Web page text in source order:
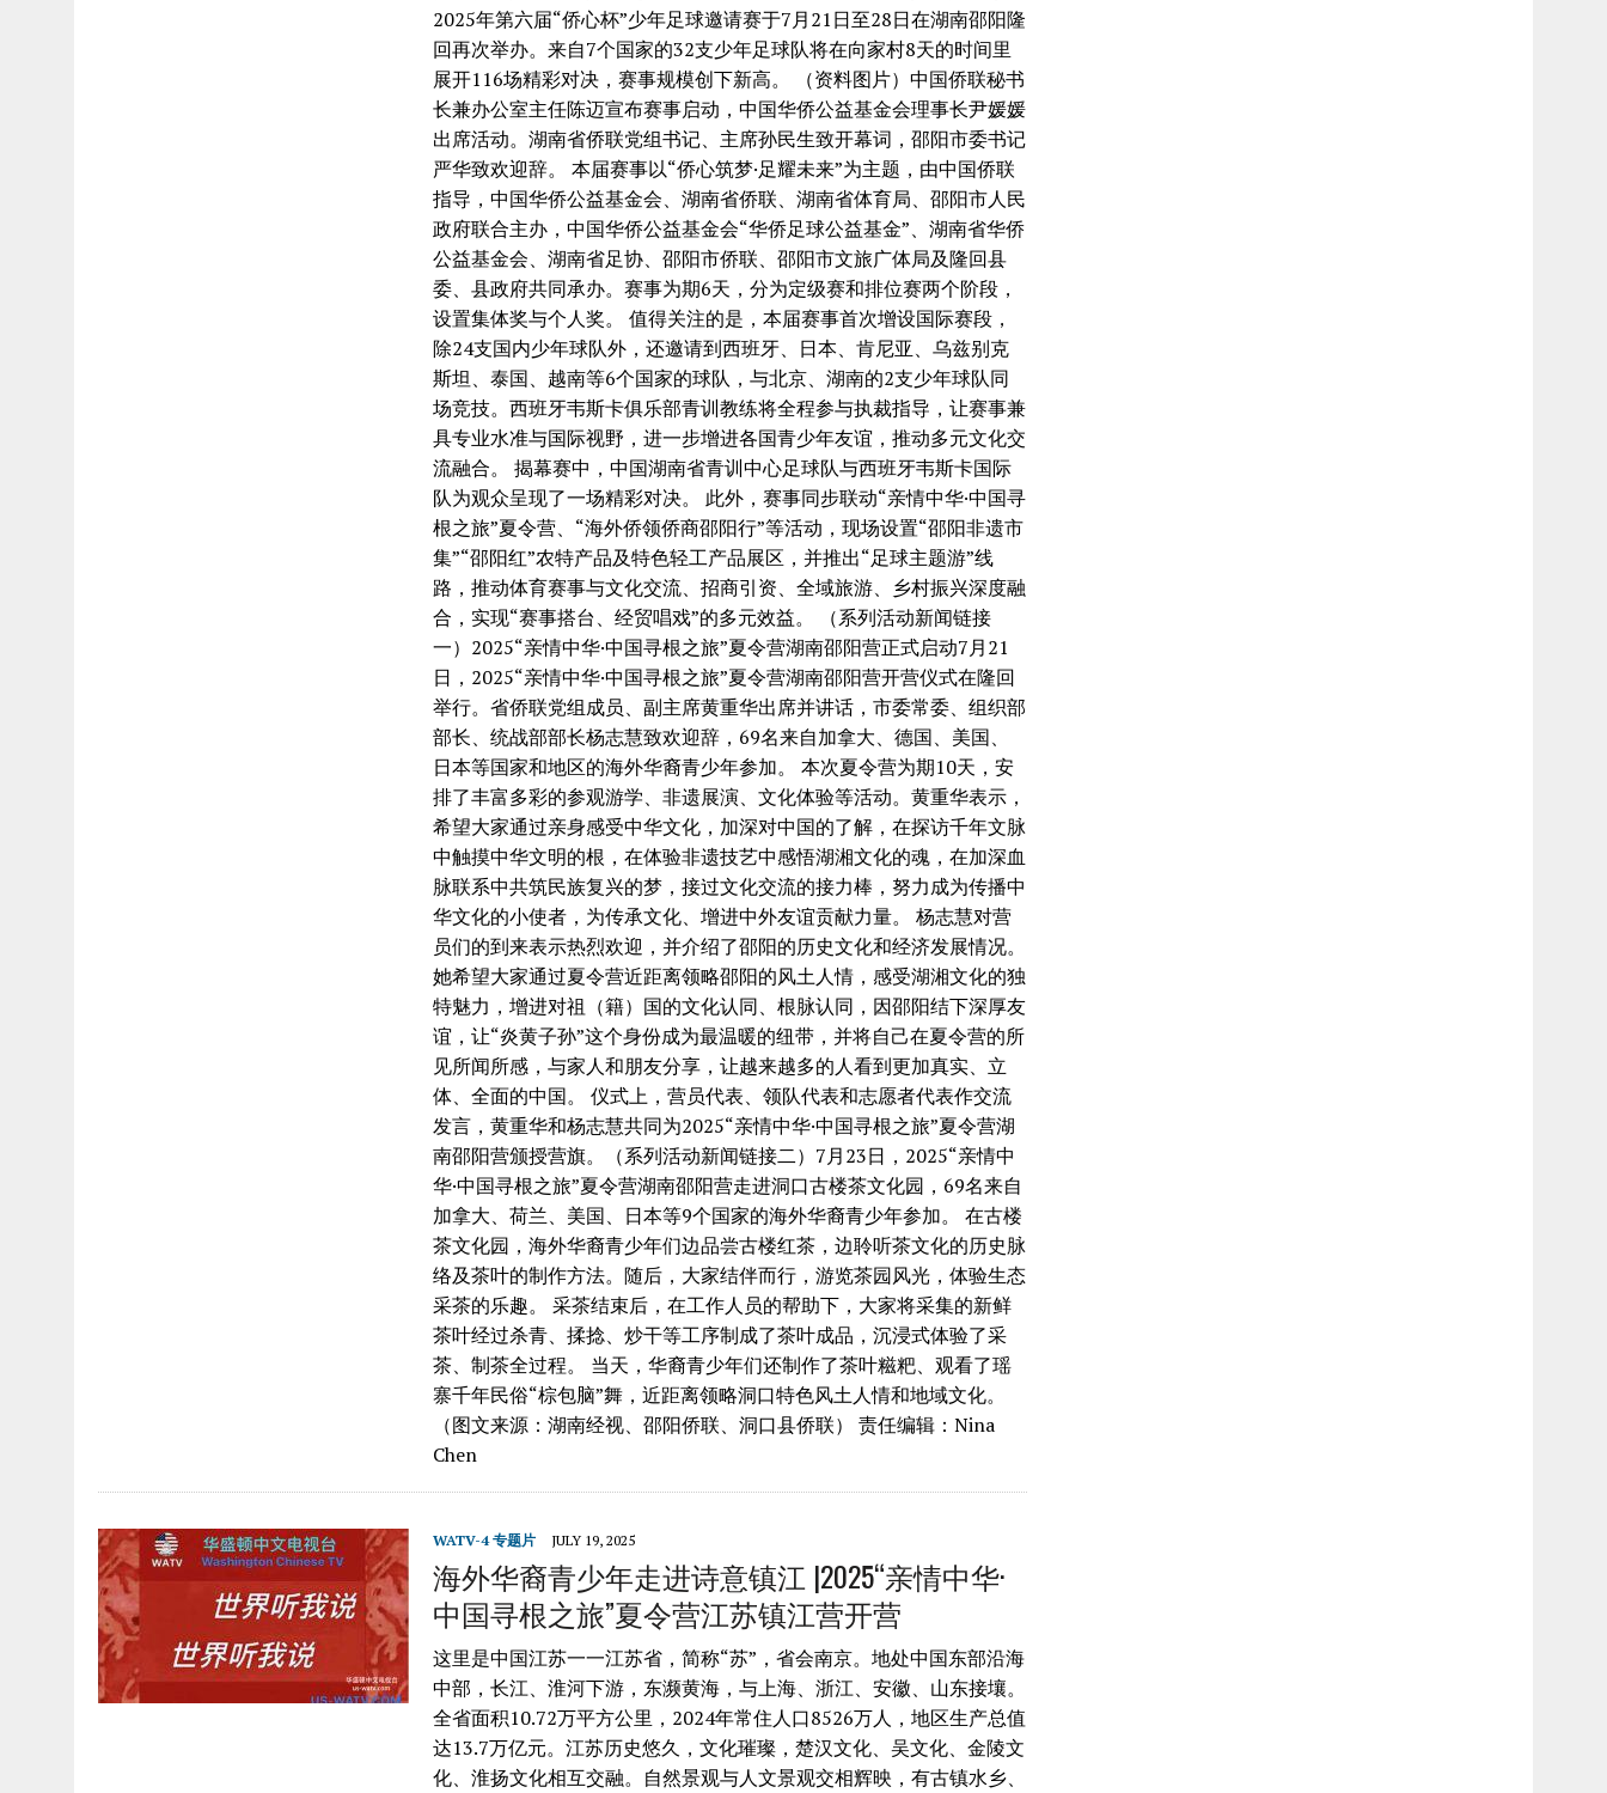
2025年第六届“侨心杯”少年足球邀请赛于7月21日至28日在湖南邵阳隆
回再次举办。来自7个国家的32支少年足球队将在向家村8天的时间里
展开116场精彩对决，赛事规模创下新高。 （资料图片）中国侨联秘书
长兼办公室主任陈迈宣布赛事启动，中国华侨公益基金会理事长尹媛媛
出席活动。湖南省侨联党组书记、主席孙民生致开幕词，邵阳市委书记
严华致欢迎辞。 本届赛事以“侨心筑梦·足耀未来”为主题，由中国侨联
指导，中国华侨公益基金会、湖南省侨联、湖南省体育局、邵阳市人民
政府联合主办，中国华侨公益基金会“华侨足球公益基金”、湖南省华侨
公益基金会、湖南省足协、邵阳市侨联、邵阳市文旅广体局及隆回县
委、县政府共同承办。赛事为期6天，分为定级赛和排位赛两个阶段，
设置集体奖与个人奖。 值得关注的是，本届赛事首次增设国际赛段，
除24支国内少年球队外，还邀请到西班牙、日本、肯尼亚、乌兹别克
斯坦、泰国、越南等6个国家的球队，与北京、湖南的2支少年球队同
场竞技。西班牙韦斯卡俱乐部青训教练将全程参与执裁指导，让赛事兼
具专业水准与国际视野，进一步增进各国青少年友谊，推动多元文化交
流融合。 揭幕赛中，中国湖南省青训中心足球队与西班牙韦斯卡国际
队为观众呈现了一场精彩对决。 此外，赛事同步联动“亲情中华·中国寻
根之旅”夏令营、“海外侨领侨商邵阳行”等活动，现场设置“邵阳非遗市
集”“邵阳红”农特产品及特色轻工产品展区，并推出“足球主题游”线
路，推动体育赛事与文化交流、招商引资、全域旅游、乡村振兴深度融
合，实现“赛事搭台、经贸唱戏”的多元效益。 （系列活动新闻链接
一）2025“亲情中华·中国寻根之旅”夏令营湖南邵阳营正式启动7月21
日，2025“亲情中华·中国寻根之旅”夏令营湖南邵阳营开营仪式在隆回
举行。省侨联党组成员、副主席黄重华出席并讲话，市委常委、组织部
部长、统战部部长杨志慧致欢迎辞，69名来自加拿大、德国、美国、
日本等国家和地区的海外华裔青少年参加。 本次夏令营为期10天，安
排了丰富多彩的参观游学、非遗展演、文化体验等活动。黄重华表示，
希望大家通过亲身感受中华文化，加深对中国的了解，在探访千年文脉
中触摸中华文明的根，在体验非遗技艺中感悟湖湘文化的魂，在加深血
脉联系中共筑民族复兴的梦，接过文化交流的接力棒，努力成为传播中
华文化的小使者，为传承文化、增进中外友谊贡献力量。 杨志慧对营
员们的到来表示热烈欢迎，并介绍了邵阳的历史文化和经济发展情况。
她希望大家通过夏令营近距离领略邵阳的风土人情，感受湖湘文化的独
特魅力，增进对祖（籍）国的文化认同、根脉认同，因邵阳结下深厚友
谊，让“炎黄子孙”这个身份成为最温暖的纽带，并将自己在夏令营的所
见所闻所感，与家人和朋友分享，让越来越多的人看到更加真实、立
体、全面的中国。 仪式上，营员代表、领队代表和志愿者代表作交流
发言，黄重华和杨志慧共同为2025“亲情中华·中国寻根之旅”夏令营湖
南邵阳营颁授营旗。（系列活动新闻链接二）7月23日，2025“亲情中
华·中国寻根之旅”夏令营湖南邵阳营走进洞口古楼茶文化园，69名来自
加拿大、荷兰、美国、日本等9个国家的海外华裔青少年参加。 在古楼
茶文化园，海外华裔青少年们边品尝古楼红茶，边聆听茶文化的历史脉
络及茶叶的制作方法。随后，大家结伴而行，游览茶园风光，体验生态
采茶的乐趣。 采茶结束后，在工作人员的帮助下，大家将采集的新鲜
茶叶经过杀青、揉捻、炒干等工序制成了茶叶成品，沉浸式体验了采
茶、制茶全过程。 当天，华裔青少年们还制作了茶叶糍粑、观看了瑶
寨千年民俗“棕包脑”舞，近距离领略洞口特色风土人情和地域文化。
（图文来源：湖南经视、邵阳侨联、洞口县侨联） 责任编辑：Nina
Chen
WATV-4 专题片 JULY 19, 2025
海外华裔青少年走进诗意镇江 |2025“亲情中华·
中国寻根之旅”夏令营江苏镇江营开营
这里是中国江苏一一江苏省，简称“苏”，省会南京。地处中国东部沿海
中部，长江、淮河下游，东濒黄海，与上海、浙江、安徽、山东接壤。
全省面积10.72万平方公里，2024年常住人口8526万人，地区生产总值
达13.7万亿元。江苏历史悠久，文化璀璨，楚汉文化、吴文化、金陵文
化、淮扬文化相互交融。自然景观与人文景观交相辉映，有古镇水乡、